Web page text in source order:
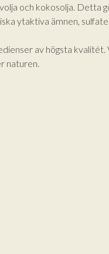
och kokosolja. Detta
ytaktiva ämnen,
av högsta
naturen.